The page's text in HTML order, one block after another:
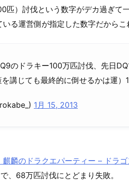
匹）討伐という数字がデカ過ぎて
る運営側が指定した数字だからこ
のドラキー100万匹討伐、先日
講じても最終的に倒せるかは運
1月 15, 2013
麒麟のドラクエパーティー – ドラ
、68万匹討伐にとどまり失敗。